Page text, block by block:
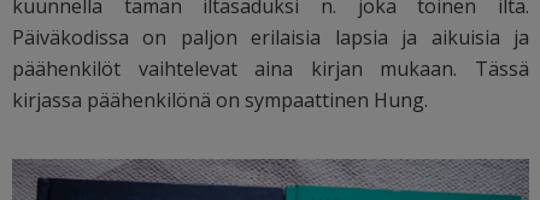
kuunnella tämän iltasaduksi n. joka toinen ilta.
Päiväkodissa on paljon erilaisia lapsia ja aikuisia ja
päähenkilöt vaihtelevat aina kirjan mukaan. Tässä
kirjassa päähenkilönä on sympaattinen Hung.